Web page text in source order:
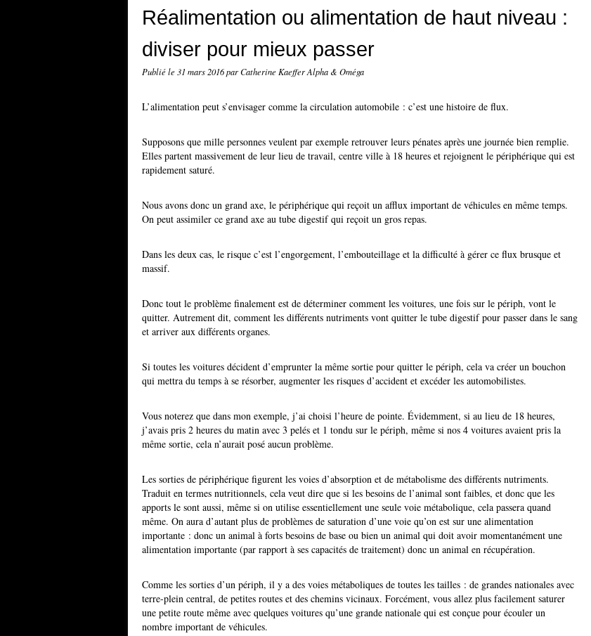
Réalimentation ou alimentation de haut niveau :
diviser pour mieux passer
Publié le 31 mars 2016par Catherine Kaeffer Alpha & Oméga
L’alimentation peut s’envisager comme la circulation automobile : c’est une histoire de flux.
Supposons que mille personnes veulent par exemple retrouver leurs pénates après une journée bien remplie.
Elles partent massivement de leur lieu de travail, centre ville à 18 heures et rejoignent le périphérique qui est
rapidement saturé.
Nous avons donc un grand axe, le périphérique qui reçoit un afflux important de véhicules en même temps.
On peut assimiler ce grand axe au tube digestif qui reçoit un gros repas.
Dans les deux cas, le risque c’est l’engorgement, l’embouteillage et la difficulté à gérer ce flux brusque et
massif.
Donc tout le problème finalement est de déterminer comment les voitures, une fois sur le périph, vont le
quitter. Autrement dit, comment les différents nutriments vont quitter le tube digestif pour passer dans le sang
et arriver aux différents organes.
Si toutes les voitures décident d’emprunter la même sortie pour quitter le périph, cela va créer un bouchon
qui mettra du temps à se résorber, augmenter les risques d’accident et excéder les automobilistes.
Vous noterez que dans mon exemple, j’ai choisi l’heure de pointe. Évidemment, si au lieu de 18 heures,
j’avais pris 2 heures du matin avec 3 pelés et 1 tondu sur le périph, même si nos 4 voitures avaient pris la
même sortie, cela n’aurait posé aucun problème.
Les sorties de périphérique figurent les voies d’absorption et de métabolisme des différents nutriments.
Traduit en termes nutritionnels, cela veut dire que si les besoins de l’animal sont faibles, et donc que les
apports le sont aussi, même si on utilise essentiellement une seule voie métabolique, cela passera quand
même. On aura d’autant plus de problèmes de saturation d’une voie qu’on est sur une alimentation
importante : donc un animal à forts besoins de base ou bien un animal qui doit avoir momentanément une
alimentation importante (par rapport à ses capacités de traitement) donc un animal en récupération.
Comme les sorties d’un périph, il y a des voies métaboliques de toutes les tailles : de grandes nationales avec
terre-plein central, de petites routes et des chemins vicinaux. Forcément, vous allez plus facilement saturer
une petite route même avec quelques voitures qu’une grande nationale qui est conçue pour écouler un
nombre important de véhicules.